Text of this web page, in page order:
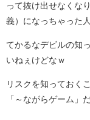
って抜け出せなくな
義）になっちゃった
てかるなデビルの知
いねぇけどなｗ
リスクを知っておく
「～ながらゲーム」